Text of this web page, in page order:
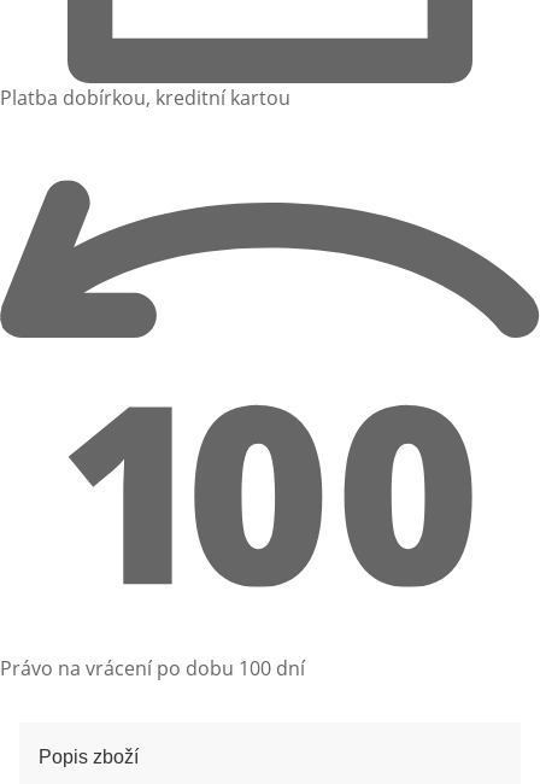
Platba dobírkou, kreditní kartou
Právo na vrácení po dobu 100 dní
Popis zboží